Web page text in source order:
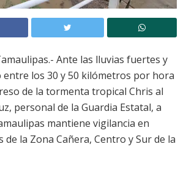
Ante las lluvias fuertes y
entre los 30 y 50 kilómetros por hora
de la tormenta tropical Chris al
personal de la Guardia Estatal, a
mantiene vigilancia en
de la Zona Cañera, Centro y Sur de la